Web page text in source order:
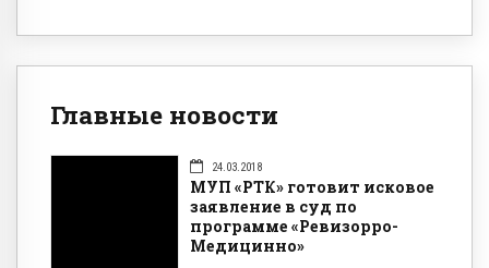
Главные новости
24.03.2018
МУП «РТК» готовит исковое
заявление в суд по
программе «Ревизорро-
Медицинно»